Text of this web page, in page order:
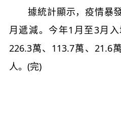
據統計顯示，疫情暴發
月遞減。今年1月至3月
226.3萬、113.7萬、21.6
人。(完)